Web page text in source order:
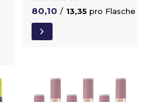
80,10 / 13,35 pro Flasche